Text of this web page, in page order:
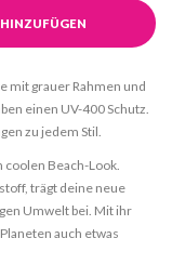
mit grauer Rahmen und
einen UV-400 Schutz.
zu jedem Stil.
Beach-Look.
trägt deine neue
Umwelt bei. Mit ihr
auch etwas